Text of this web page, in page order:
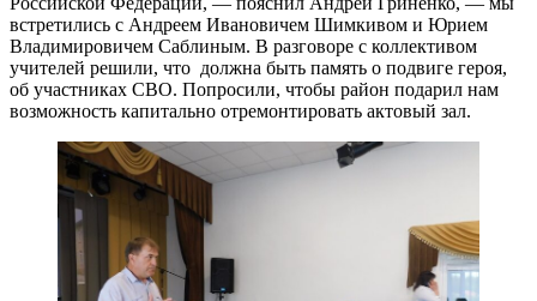
встретились с Андреем Ивановичем Шимкивом и Юрием
Владимировичем Саблиным. В разговоре с коллективом
учителей решили, что должна быть память о подвиге героя,
об участниках СВО. Попросили, чтобы район подарил нам
возможность капитально отремонтировать актовый зал.